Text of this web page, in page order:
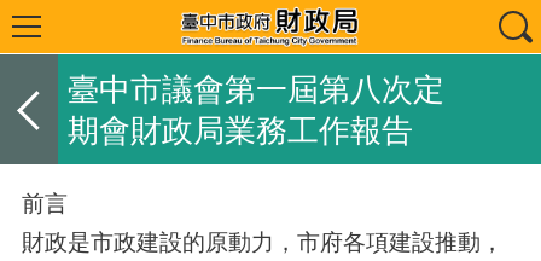
臺中市議會第一屆第八次定
期會財政局業務工作報告
前言
財政是市政建設的原動力，市府各項建設推動，